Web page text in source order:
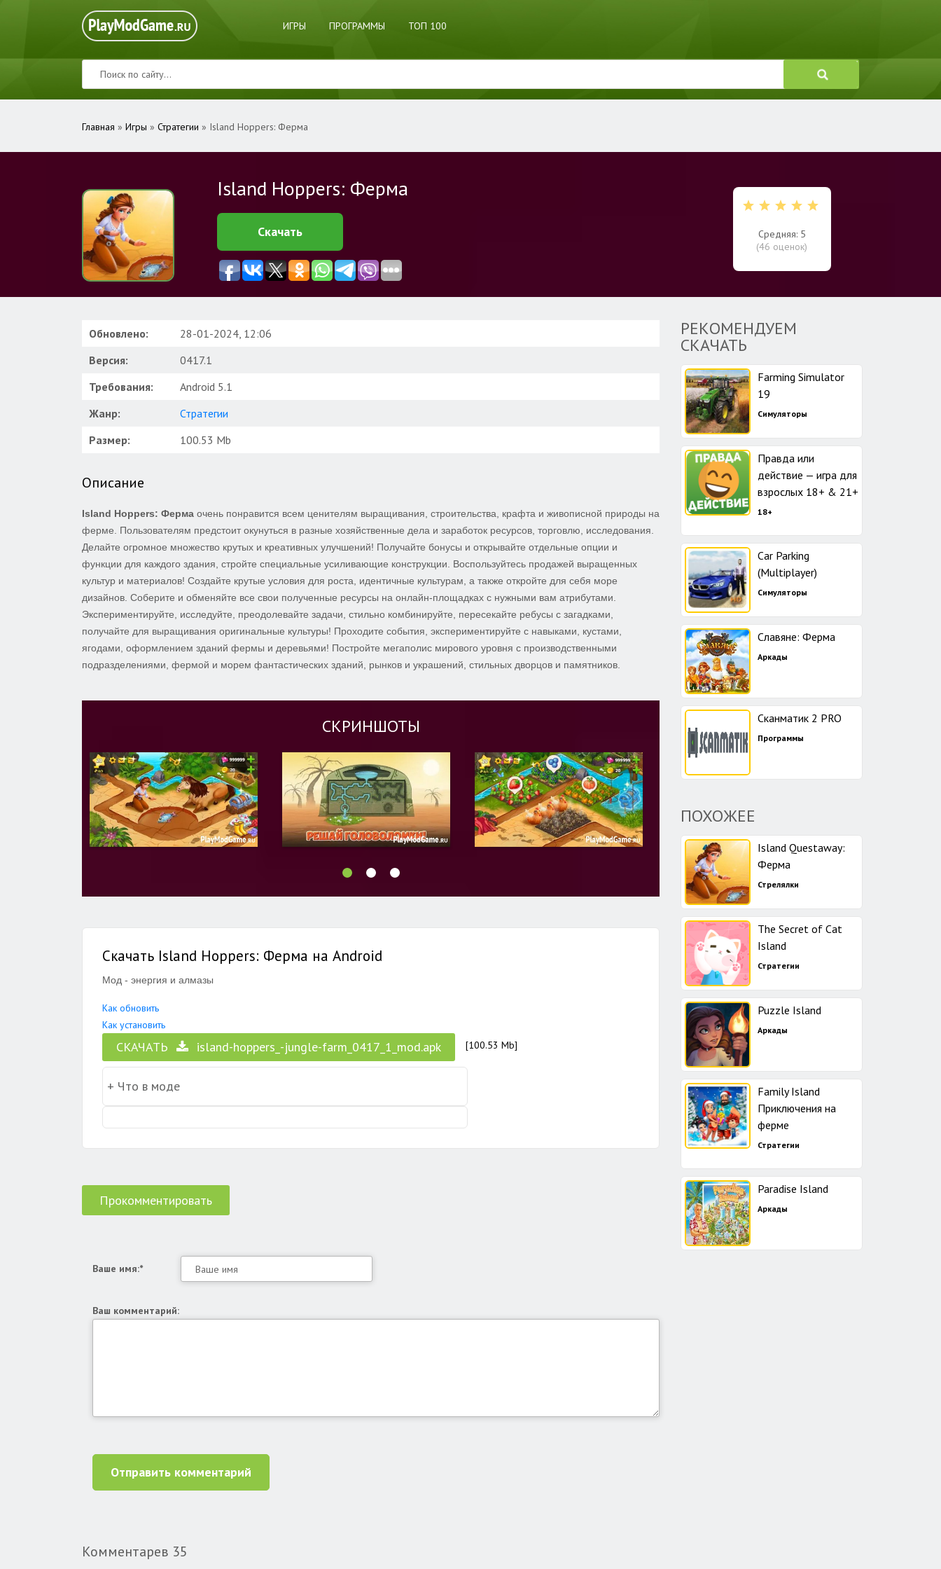
ИГРЫ ПРОГРАММЫ ТОП 100
Главная » Игры » Стратегии » Island Hoppers: Ферма
Island Hoppers: Ферма
Скачать
Средняя: 5
(46 оценок)
Обновлено:
28-01-2024, 12:06
Версия:
0417.1
Требования:
Android 5.1
Жанр:
Стратегии
Размер:
100.53 Mb
Описание
Island Hoppers: Ферма очень понравится всем ценителям выращивания, строительства, крафта и живописной природы на
ферме. Пользователям предстоит окунуться в разные хозяйственные дела и заработок ресурсов, торговлю, исследования.
Делайте огромное множество крутых и креативных улучшений! Получайте бонусы и открывайте отдельные опции и
функции для каждого здания, стройте специальные усиливающие конструкции. Воспользуйтесь продажей выращенных
культур и материалов! Создайте крутые условия для роста, идентичные культурам, а также откройте для себя море
дизайнов. Соберите и обменяйте все свои полученные ресурсы на онлайн-площадках с нужными вам атрибутами.
Экспериментируйте, исследуйте, преодолевайте задачи, стильно комбинируйте, пересекайте ребусы с загадками,
получайте для выращивания оригинальные культуры! Проходите события, экспериментируйте с навыками, кустами,
ягодами, оформлением зданий фермы и деревьями! Постройте мегаполис мирового уровня с производственными
подразделениями, фермой и морем фантастических зданий, рынков и украшений, стильных дворцов и памятников.
СКРИНШОТЫ
Скачать Island Hoppers: Ферма на Android
Мод - энергия и алмазы
Как обновить
Как установить
СКАЧАТЬ island-hoppers_-jungle-farm_0417_1_mod.apk [100.53 Mb]
Прокомментировать
Ваше имя:*
Ваш комментарий:
Отправить комментарий
Комментарев 35
РЕКОМЕНДУЕМ
СКАЧАТЬ
Farming Simulator
19
Симуляторы
Правда или
действие — игра для
взрослых 18+ & 21+
18+
Car Parking
(Multiplayer)
Симуляторы
Славяне: Ферма
Аркады
Сканматик 2 PRO
Программы
ПОХОЖЕЕ
Island Questaway:
Ферма
Стрелялки
The Secret of Cat
Island
Стратегии
Puzzle Island
Аркады
Family Island
Приключения на
ферме
Стратегии
Paradise Island
Аркады